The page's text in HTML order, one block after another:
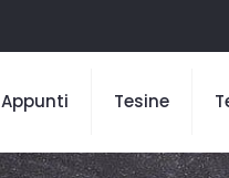
Appunti Tesine